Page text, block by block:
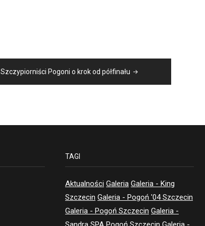
Szczypiorniści Pogoni o krok od półfinału
TAGI
Aktualności Galeria Galeria - King
Szczecin Galeria - Pogoń '04 Szczecin
Galeria - Pogoń Szczecin Galeria -